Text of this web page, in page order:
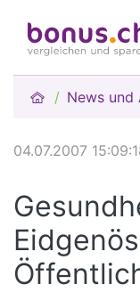
News und
04.07.2007